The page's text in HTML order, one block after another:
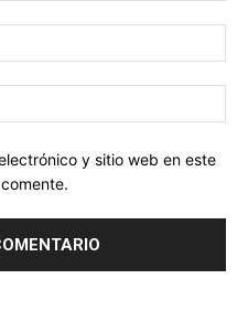
y sitio web en este